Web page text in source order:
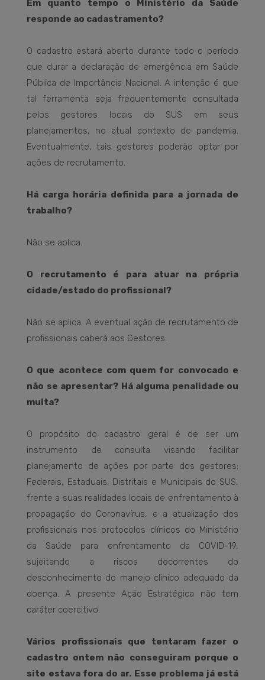
Em quanto tempo o Ministério da Saúde
responde ao cadastramento?
O cadastro estará aberto durante todo o período
que durar a declaração de emergência em Saúde
Pública de Importância Nacional. A intenção é que
tal ferramenta seja frequentemente consultada
pelos gestores locais do SUS em seus
planejamentos, no atual contexto de pandemia.
Eventualmente, tais gestores poderão optar por
ações de recrutamento.
Há carga horária definida para a jornada de
trabalho?
Não se aplica.
O recrutamento é para atuar na própria
cidade/estado do profissional?
Não se aplica. A eventual ação de recrutamento de
profissionais caberá aos Gestores.
O que acontece com quem for convocado e
não se apresentar? Há alguma penalidade ou
multa?
O propósito do cadastro geral é de ser um
instrumento de consulta visando facilitar
planejamento de ações por parte dos gestores:
Federais, Estaduais, Distritais e Municipais do SUS,
frente a suas realidades locais de enfrentamento à
propagação do Coronavírus, e a atualização dos
profissionais nos protocolos clínicos do Ministério
da Saúde para enfrentamento da COVID-19,
sujeitando a riscos decorrentes do
desconhecimento do manejo clinico adequado da
doença. A presente Ação Estratégica não tem
caráter coercitivo.
Vários profissionais que tentaram fazer o
cadastro ontem não conseguiram porque o
site estava fora do ar. Esse problema já está